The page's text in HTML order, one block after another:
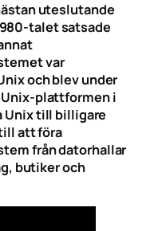
uteslutande
talet satsade
var
och blev under
plattformen i
Unix till billigare
att föra
från datorhallar
butiker och